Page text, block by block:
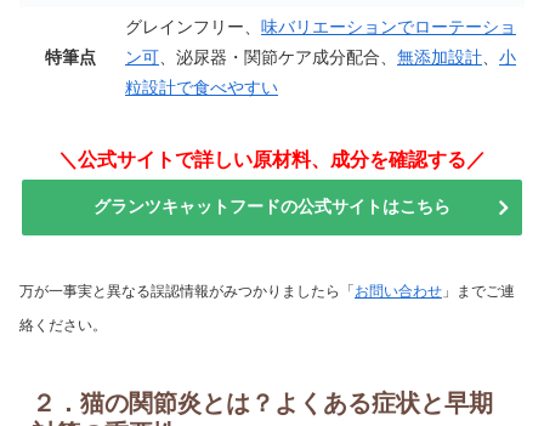
特筆点
グレインフリー、 味バリエーションでローテーショ
ン可、泌尿器・関節ケア成分配合、 無添加設計、 小
粒設計で食べやすい
＼公式サイトで詳しい原材料、成分を確認する／
グランツキャットフードの公式サイトはこちら
万が一事実と異なる誤認情報がみつかりましたら「 お問い合わせ 」までご連
絡ください。
２．猫の関節炎とは？よくある症状と早期